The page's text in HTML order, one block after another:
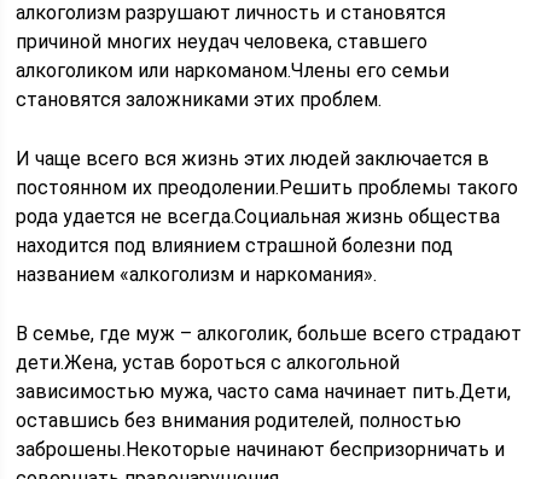
алкоголизм разрушают личность и становятся
причиной многих неудач человека, ставшего
алкоголиком или наркоманом.Члены его семьи
становятся заложниками этих проблем.
И чаще всего вся жизнь этих людей заключается в
постоянном их преодолении.Решить проблемы такого
рода удается не всегда.Социальная жизнь общества
находится под влиянием страшной болезни под
названием «алкоголизм и наркомания».
В семье, где муж – алкоголик, больше всего страдают
дети.Жена, устав бороться с алкогольной
зависимостью мужа, часто сама начинает пить.Дети,
оставшись без внимания родителей, полностью
заброшены.Некоторые начинают беспризорничать и